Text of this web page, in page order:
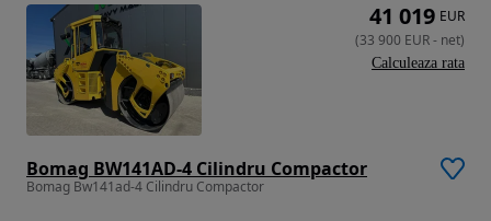
Bomag BW141AD-4 Cilindru Compactor
Bomag Bw141ad-4 Cilindru Compactor
41 019 EUR
(33 900 EUR- net)
Calculeaza rata